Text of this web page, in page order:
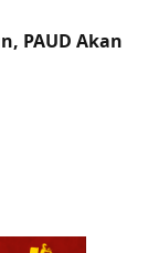
PAUD Akan